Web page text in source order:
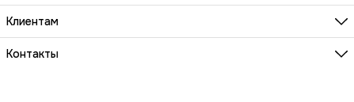
Бренды
Волосы
Макияж
Клиентам
О компании
Реквизиты
Контакты